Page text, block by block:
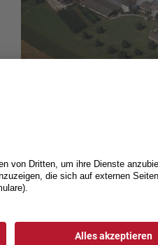
Entstehung des Campus Nottwil
Sensibilisierung durch
Die Schweizer
sensibilisieren. Deshalb
Besuchszentrum